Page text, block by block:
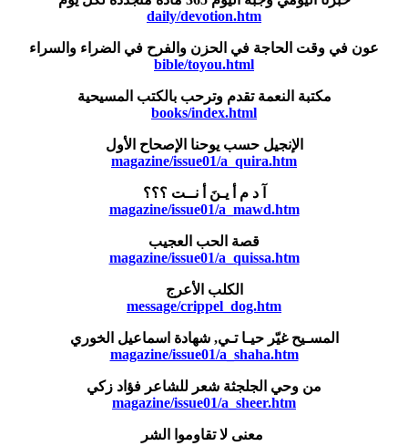
daily/devotion.htm
عون في وقت الحاجة في الحزن والفرح في الضراء والسراء
bible/toyou.html
مكتبة النعمة تقدم وترحب بالكتب المسيحية
books/index.html
الإنجيل حسب يوحنا الإصحاح الأول
magazine/issue01/a_quira.htm
آ د م أ يـنَ أ نــت ؟؟؟
magazine/issue01/a_mawd.htm
قصة الحب العجيب
magazine/issue01/a_quissa.htm
الكلب الأعرج
message/crippel_dog.htm
المسـيح غيّر حيـا تـي, شهادة اسماعيل الخوري
magazine/issue01/a_shaha.htm
من وحي الجلجثة شعر للشاعر فؤاد زكي
magazine/issue01/a_sheer.htm
معنى لا تقاوموا الشر